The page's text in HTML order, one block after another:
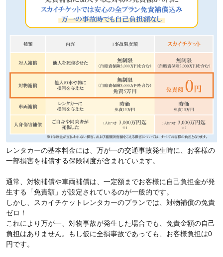
レンタカーの基本料金には、万が一の交通事故発生時に、お客様の
一部損害を補償する保険制度が含まれています。
通常、対物補償や車両補償は、一定額までお客様に自己負担金が発
生する「免責額」が設定されているのが一般的です。
しかし、スカイチケットレンタカーのプランでは、対物補償の免責
ゼロ！
これにより万が一、対物事故が発生した場合でも、免責金額の自己
負担はありません。もし仮に全損事故であっても、お客様負担は0
円です。